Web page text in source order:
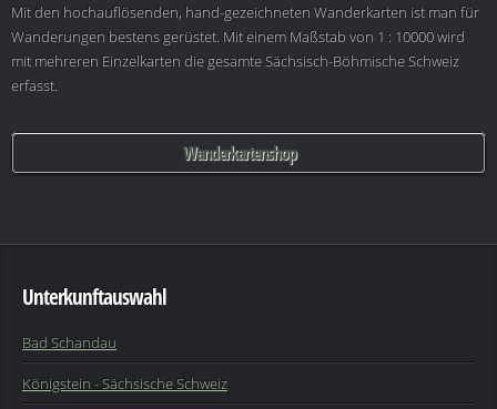
Mit den hochauflösenden, hand-gezeichneten Wanderkarten ist man für
Wanderungen bestens gerüstet. Mit einem Maßstab von 1 : 10000 wird
mit mehreren Einzelkarten die gesamte Sächsisch-Böhmische Schweiz
erfasst.
Wanderkartenshop
Unterkunftauswahl
Bad Schandau
Königstein - Sächsische Schweiz